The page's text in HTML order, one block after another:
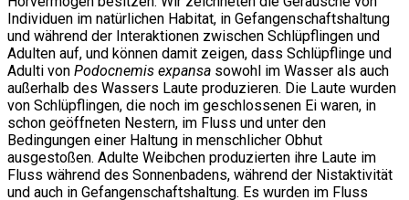
Individuen im natürlichen Habitat, in Gefangenschaftshaltung
und während der Interaktionen zwischen Schlüpflingen und
Adulten auf, und können damit zeigen, dass Schlüpflinge und
Adulti von Podocnemis expansa sowohl im Wasser als auch
außerhalb des Wassers Laute produzieren. Die Laute wurden
von Schlüpflingen, die noch im geschlossenen Ei waren, in
schon geöffneten Nestern, im Fluss und unter den
Bedingungen einer Haltung in menschlicher Obhut
ausgestoßen. Adulte Weibchen produzierten ihre Laute im
Fluss während des Sonnenbadens, während der Nistaktivität
und auch in Gefangenschaftshaltung. Es wurden im Fluss